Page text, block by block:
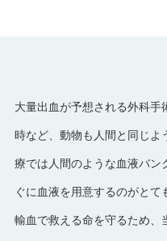
大量出血が予想される外科手
時など、動物も人間と同じよ
療では人間のような血液バン
ぐに血液を用意するのがとて
輸血で救える命を守るため、